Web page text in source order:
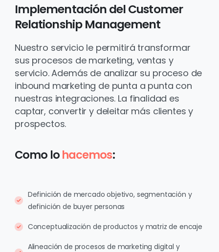
ImplementacióndelCustomer
Relationship Management
Nuestro servicio le permitirá transformar
sus procesos de marketing, ventas y
servicio. Además de analizar su proceso de
inbound marketing de punta a punta con
nuestras integraciones. La finalidad es
captar, convertir y deleitar más clientes y
prospectos.
Como lohacemos:
Definición de mercado objetivo, segmentación y
definición de buyer personas
Conceptualización de productos y matriz de encaje
Alineación de procesos de marketing digital y